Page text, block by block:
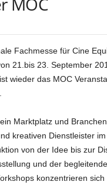
Fachmesse für Cine
21.bis 23. September
wieder das MOC
Marktplatz und
kreativen Dienstleister
von der Idee bis zur
und der
konzentrieren